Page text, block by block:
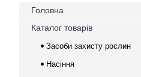
Головна
Каталог товарів
Засоби захисту рослин
Насіння